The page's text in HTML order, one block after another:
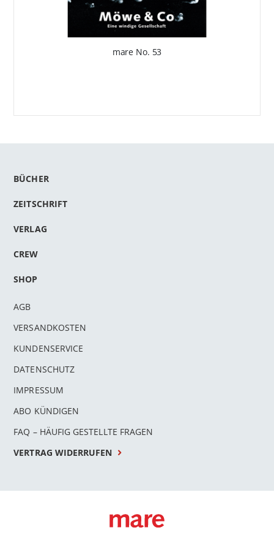
mare No. 53
BÜCHER
ZEITSCHRIFT
VERLAG
CREW
SHOP
AGB
VERSANDKOSTEN
KUNDENSERVICE
DATENSCHUTZ
IMPRESSUM
ABO KÜNDIGEN
FAQ – HÄUFIG GESTELLTE FRAGEN
VERTRAG WIDERRUFEN